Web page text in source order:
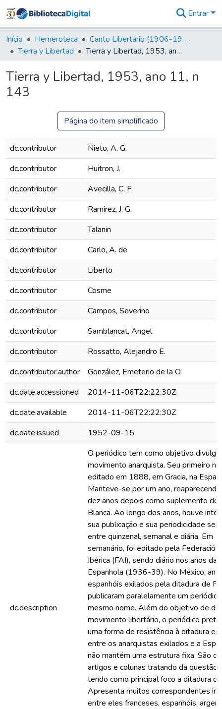
&
Coleções
Tudo na
Digital
Entrar
Início Hemeroteca
Canto Libertário (1906-1995)
Tierra y Libertad
Tierra y Libertad, 1953, ano 11, n 143
Tierra y Libertad, 1953, ano 11, n
143
Página do item simplificado
dc.contributor
Nieto, A. G.
dc.contributor
Huitron, J.
dc.contributor
Avecilla, C. F.
dc.contributor
Ramirez, J. G.
dc.contributor
Talanin
dc.contributor
Carlo, A. de
dc.contributor
Liberto
dc.contributor
Cosme
dc.contributor
Campos, Severino
dc.contributor
Samblancat, Angel
dc.contributor
Rossatto, Alejandro E.
dc.contributor.author
González, Emeterio de la O.
dc.date.accessioned
2014-11-06T22:22:30Z
dc.date.available
2014-11-06T22:22:30Z
dc.date.issued
1952-09-15
dc.description
O periódico tem como objetivo
movimento anarquista. Seu primeiro
editado em 1888, em Gracia, na
Manteve-se por um ano,
dez anos depois como suplemento de
Blanca. Ao longo dos anos, houve
sua publicação e sua periodicidade se
entre quinzenal, semanal e diária. Em
semanário, foi editado pela
Ibérica (FAI), sendo diário nos anos da
Espanhola (1936-39). No México,
espanhóis exilados pela ditadura de
publicaram paralelamente um
mesmo nome. Além do objetivo de
movimento libertário, o periódico
uma forma de resistência à ditadura e
entre os anarquistas exilados e a
não mantém uma estrutura fixa. São
artigos e colunas tratando da questão
tendo como principal foco a ditadura
Apresenta muitos correspondentes
entre eles franceses, espanhóis,